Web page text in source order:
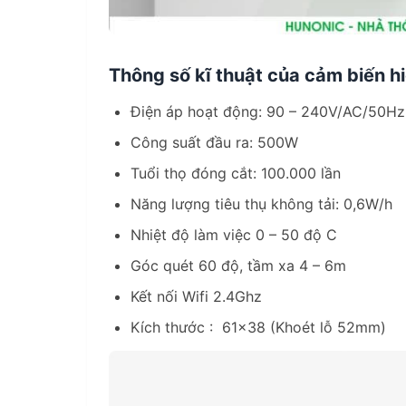
Thông số kĩ thuật của cảm biến
Điện áp hoạt động: 90 – 240V/AC/50Hz
Công suất đầu ra: 500W
Tuổi thọ đóng cắt: 100.000 lần
Năng lượng tiêu thụ không tải: 0,6W/h
Nhiệt độ làm việc 0 – 50 độ C
Góc quét 60 độ, tầm xa 4 – 6m
Kết nối Wifi 2.4Ghz
Kích thước : 61×38 (Khoét lỗ 52mm)